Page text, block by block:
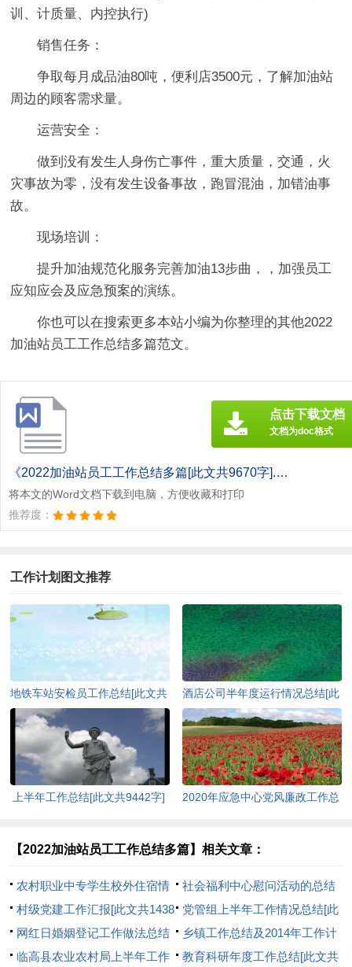
训、计质量、内控执行)
销售任务：
争取每月成品油80吨，便利店3500元，了解加油站
周边的顾客需求量。
运营安全：
做到没有发生人身伤亡事件，重大质量，交通，火
灾事故为零，没有发生设备事故，跑冒混油，加错油事
故。
现场培训：
提升加油规范化服务完善加油13步曲，，加强员工
应知应会及应急预案的演练。
你也可以在搜索更多本站小编为你整理的其他2022
加油站员工工作总结多篇范文。
《2022加油站员工工作总结多篇[此文共9670字].doc》
将本文的Word文档下载到电脑，方便收藏和打印
推荐度：
点击下载文档
文档为doc格式
工作计划图文推荐
地铁车站安检员工作总结[此文共
酒店公司半年度运行情况总结[此
文共1529字]
上半年工作总结[此文共9442字]
2020年应急中心党风廉政工作总
【2022加油站员工工作总结多篇】相关文章：
农村职业中专学生校外住宿情
况的调查报告(精选多篇)[此文共
3887字]
社会福利中心慰问活动的总结
与反思[此文共685字]
村级党建工作汇报[此文共1438
字]
党管组上半年工作情况总结[此
文共712字]
网红日婚姻登记工作做法总结
[此文共578字]
乡镇工作总结及2014年工作计
划的报告[此文共20755字]
临高县农业农村局上半年工作 教育科研年度工作总结[此文共